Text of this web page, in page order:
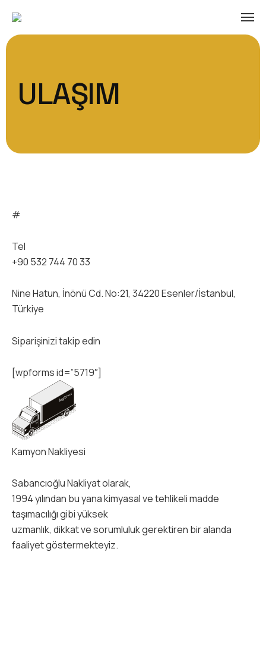
ULAŞIM
#
Tel
+90 532 744 70 33
Nine Hatun, İnönü Cd. No:21, 34220 Esenler/İstanbul,
Türkiye
Siparişinizi takip edin
[wpforms id=”5719″]
Kamyon Nakliyesi
Sabancıoğlu Nakliyat olarak,
1994 yılından bu yana kimyasal ve tehlikeli madde
taşımacılığı gibi yüksek
uzmanlık, dikkat ve sorumluluk gerektiren bir alanda
faaliyet göstermekteyiz.